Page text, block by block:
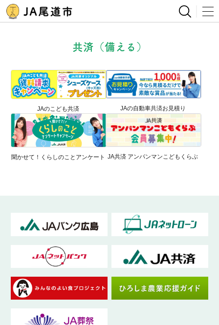
共済（備える）
JAのこども共済 JAの自動車共済お見積り
聞かせて！くらしのことアンケート JA共済 アンパンマンこどもくらぶ